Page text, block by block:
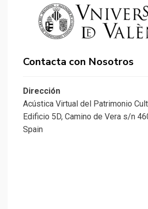
Contacta con Nosotros
Dirección
Acústica Virtual del Patrimonio
Edificio 5D, Camino de Vera s/n
Spain